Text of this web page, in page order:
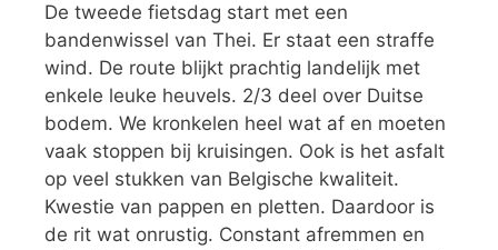
De tweede fietsdag start met een
bandenwissel van Thei. Er staat een straffe
wind. De route blijkt prachtig landelijk met
enkele leuke heuvels. 2/3 deel over Duitse
bodem. We kronkelen heel wat af en moeten
vaak stoppen bij kruisingen. Ook is het asfalt
op veel stukken van Belgische kwaliteit.
Kwestie van pappen en pletten. Daardoor is
de rit wat onrustig. Constant afremmen en